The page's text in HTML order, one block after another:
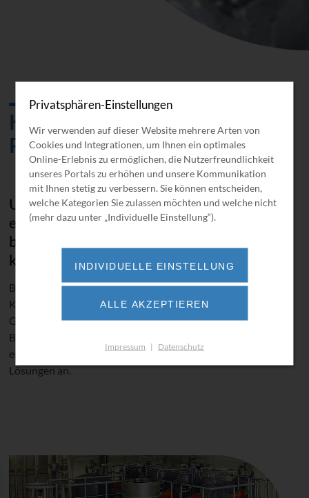
Kolbenverdichter für
Prozessgase API 618
Unsere Verdichter zeichnen sich durch
eine lange Lebens­dauer, hohe Verschleiß­
beständigkeit und niedrige Lebenszyklus­
kosten aus.
Basierend auf rund 160 Jahren Erfahrung im Bau von
Kolbenverdichtern, bietet BORSIG ZM Compression
GmbH Kolbenverdichter in horizontaler und vertikaler
Bauform nach Kunden­spezifikation mit allen
erforderlichen Anlagen­komponenten als schlüsselfertige
Lösungen an.
Privatsphären-Einstellungen
Wir verwenden auf dieser Website mehrere Arten von
Cookies und Integrationen, um Ihnen ein optimales
Online-Erlebnis zu ermöglichen, die Nutzerfreundlichkeit
unseres Portals zu erhöhen und unsere Kommunikation
mit Ihnen stetig zu verbessern. Sie können entscheiden,
welche Kategorien Sie zulassen möchten und welche nicht
(mehr dazu unter „Individuelle Einstellung“).
INDIVIDUELLE EINSTELLUNG
ALLE AKZEPTIEREN
Impressum | Datenschutz